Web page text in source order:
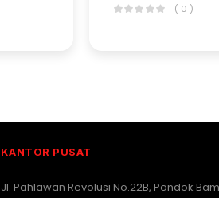
( 0 )
KANTOR PUSAT
Jl. Pahlawan Revolusi No.22B, Pondok